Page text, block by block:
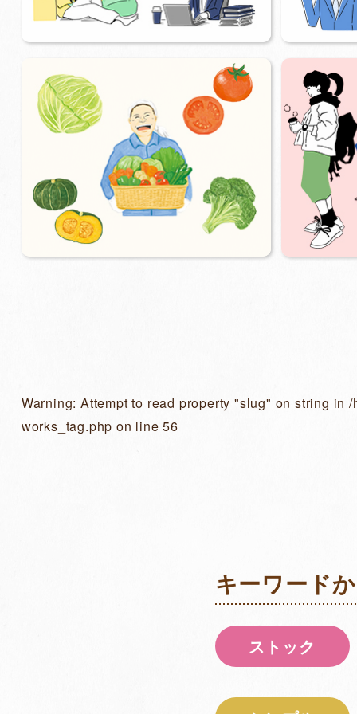
Warning: Attempt to read property "slug" on string in/
works_tag.php on line56
キーワード
ストック